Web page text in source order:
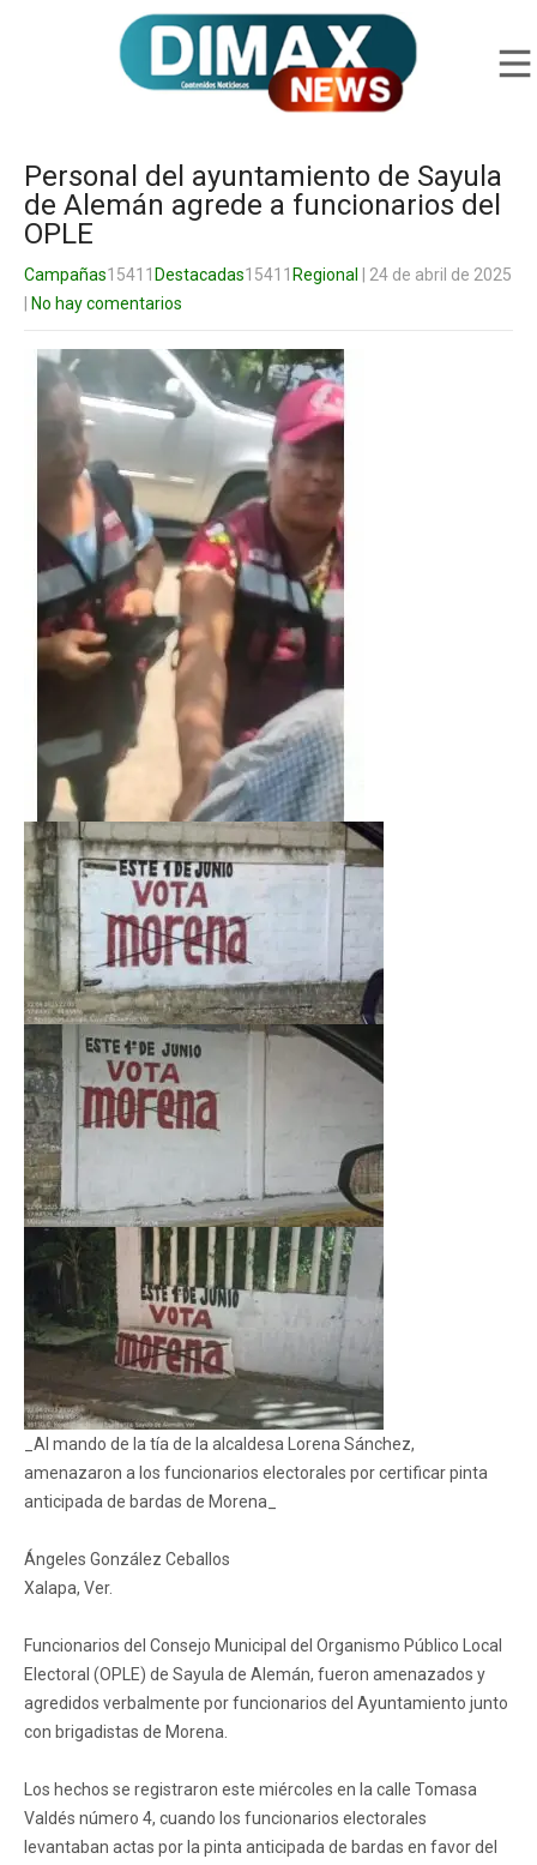
Personal del ayuntamiento de Sayula
de Alemán agrede a funcionarios del
OPLE
Campañas15411 Destacadas15411 Regional
| 24 de abril de 2025
No hay comentarios
_Al mando de la tía de la alcaldesa Lorena Sánchez,
amenazaron a los funcionarios electorales por certificar pinta
anticipada de bardas de Morena_
Ángeles González Ceballos
Xalapa, Ver.
Funcionarios del Consejo Municipal del Organismo Público Local
Electoral (OPLE) de Sayula de Alemán, fueron amenazados y
agredidos verbalmente por funcionarios del Ayuntamiento junto
con brigadistas de Morena.
Los hechos se registraron este miércoles en la calle Tomasa
Valdés número 4, cuando los funcionarios electorales
levantaban actas por la pinta anticipada de bardas en favor del